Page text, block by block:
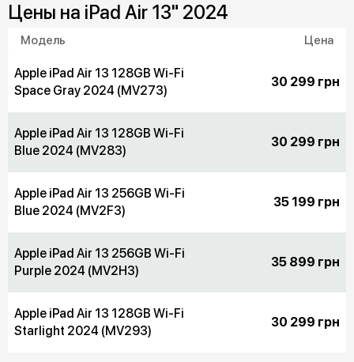
Цены на iPad Air 13" 2024
Модель Цена
Apple iPad Air 13 128GB Wi-Fi
Space Gray 2024 (MV273)
30 299 грн
Apple iPad Air 13 128GB Wi-Fi
Blue 2024 (MV283)
30 299 грн
Apple iPad Air 13 256GB Wi-Fi
Blue 2024 (MV2F3)
35 199 грн
Apple iPad Air 13 256GB Wi-Fi
Purple 2024 (MV2H3)
35 899 грн
Apple iPad Air 13 128GB Wi-Fi
Starlight 2024 (MV293)
30 299 грн